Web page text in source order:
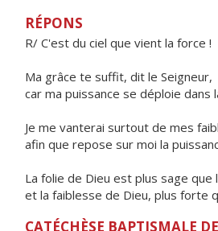
RÉPONS
R/ C'est du ciel que vient la force !
Ma grâce te suffit, dit le Seigneur,
car ma puissance se déploie dans
Je me vanterai surtout de mes
afin que repose sur moi la
La folie de Dieu est plus sage que
et la faiblesse de Dieu, plus forte
CATÉCHÈSE BAPTISMALE